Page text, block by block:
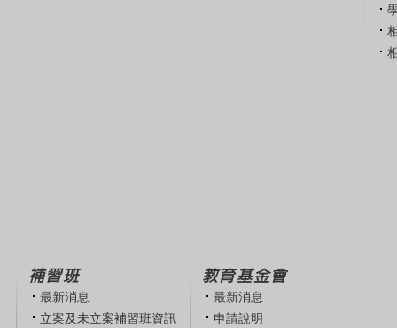
補習班
最新消息
立案及未立案補習班資訊
教育基金會
最新消息
申請說明